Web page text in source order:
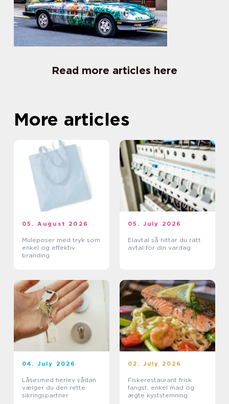
Read more articles here
More articles
05. August 2026
Muleposer med tryk som
enkel og effektiv
branding
05. July 2026
Elavtal så hittar du rätt
avtal för din vardag
04. July 2026
Låsesmed herlev sådan
vælger du den rette
sikringspartner
02. July 2026
Fiskerestaurant frisk
fangst, enkel mad og
ægte kyststemning